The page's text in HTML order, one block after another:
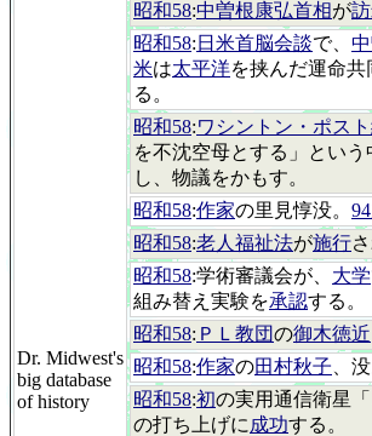
Dr. Midwest's
big database
of history
昭和58:中曽根康弘首相が
昭和58: 日米首脳会談で、
米は太平洋を挟んだ運命共
る。
昭和58:ワシントン・ポス
を不沈空母とする」という
し、物議をかもす。
昭和58:作家の里見惇没。
昭和58:老人福祉法が施行
昭和58:学術審議会が、 大学
組み替え実験を承認する。
昭和58: ＰＬ教団の御木徳近
昭和58:作家の田村秋子 、没
昭和58:初の実用通信衛星「
の打ち上げに 成功する。